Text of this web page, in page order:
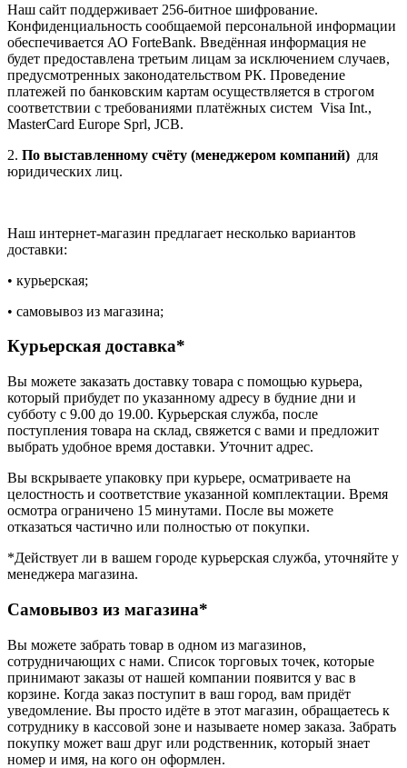
Наш сайт поддерживает 256-битное шифрование.
Конфиденциальность сообщаемой персональной информации
обеспечивается АО ForteBank. Введённая информация не
будет предоставлена третьим лицам за исключением случаев,
предусмотренных законодательством РК. Проведение
платежей по банковским картам осуществляется в строгом
соответствии с требованиями платёжных систем Visa Int.,
MasterCard Europe Sprl, JCB.
2. По выставленному счёту (менеджером компаний) для
юридических лиц.
Наш интернет-магазин предлагает несколько вариантов
доставки:
• курьерская;
• самовывоз из магазина;
Курьерская доставка*
Вы можете заказать доставку товара с помощью курьера,
который прибудет по указанному адресу в будние дни и
субботу с 9.00 до 19.00. Курьерская служба, после
поступления товара на склад, свяжется с вами и предложит
выбрать удобное время доставки. Уточнит адрес.
Вы вскрываете упаковку при курьере, осматриваете на
целостность и соответствие указанной комплектации. Время
осмотра ограничено 15 минутами. После вы можете
отказаться частично или полностью от покупки.
*Действует ли в вашем городе курьерская служба, уточняйте у
менеджера магазина.
Самовывоз из магазина*
Вы можете забрать товар в одном из магазинов,
сотрудничающих с нами. Список торговых точек, которые
принимают заказы от нашей компании появится у вас в
корзине. Когда заказ поступит в ваш город, вам придёт
уведомление. Вы просто идёте в этот магазин, обращаетесь к
сотруднику в кассовой зоне и называете номер заказа. Забрать
покупку может ваш друг или родственник, который знает
номер и имя, на кого он оформлен.